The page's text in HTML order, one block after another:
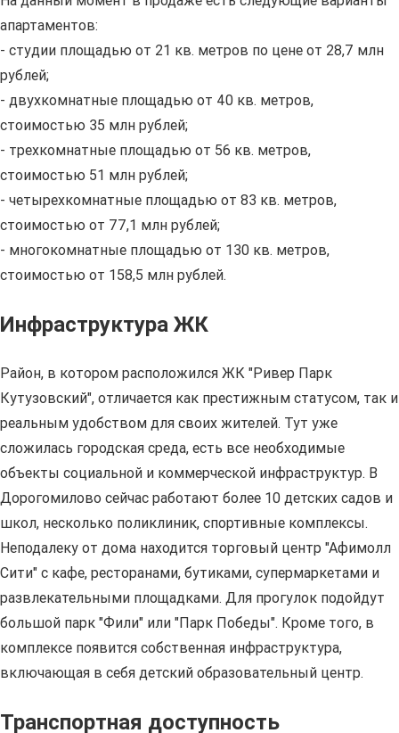
апартаментов:
- студии площадью от 21 кв. метров по цене от 28,7 млн
рублей;
- двухкомнатные площадью от 40 кв. метров,
стоимостью 35 млн рублей;
- трехкомнатные площадью от 56 кв. метров,
стоимостью 51 млн рублей;
- четырехкомнатные площадью от 83 кв. метров,
стоимостью от 77,1 млн рублей;
- многокомнатные площадью от 130 кв. метров,
стоимостью от 158,5 млн рублей.
Инфраструктура ЖК
Район, в котором расположился ЖК "Ривер Парк
Кутузовский", отличается как престижным статусом, так и
реальным удобством для своих жителей. Тут уже
сложилась городская среда, есть все необходимые
объекты социальной и коммерческой инфраструктур. В
Дорогомилово сейчас работают более 10 детских садов и
школ, несколько поликлиник, спортивные комплексы.
Неподалеку от дома находится торговый центр "Афимолл
Сити" с кафе, ресторанами, бутиками, супермаркетами и
развлекательными площадками. Для прогулок подойдут
большой парк "Фили" или "Парк Победы". Кроме того, в
комплексе появится собственная инфраструктура,
включающая в себя детский образовательный центр.
Транспортная доступность